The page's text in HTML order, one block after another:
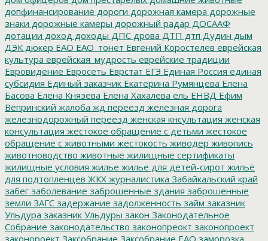
допфинансирование дороги дорожная камера дорожные
знаки дорожные камеры дорожный радар ДОСААФ
дотации доход доходы ДПС дрова ДТП дтп Дудин дым
ДЭК дюкер ЕАО ЕАО_тонет Евгений Коростелев еврейская
культура еврейская_мудрость еврейские традиции
Евровидение Евросеть Еврстат ЕГЭ Единая Россия единая
субсидия Единый заказчик Екатерина Румянцева Елена
Басова Елена Князева Елена Хахалева ель ЕНВД Ефим
Вепринский жалоба жд переезд железная дорога
железнодорожный переезд женская кнсультация женская
консультация жестокое обращение с детьми жестокое
обращение с животными жестокость живодер живопись
животноводство животные жилищные сертификаты
жилищные условия жилье жилье для детей-сирот жильё
для подтопленцев ЖКХ журналистика Забайкальский край
забег заболевание заброшенные здания заброшенные
земли ЗАГС задержание задолженность займ заказник
Ульдура заказник Ульдуры закон Законодательное
Собрание законодательство законопреокт законопроект
законороект Заксобрание Заксобрание ЕАО заморозка